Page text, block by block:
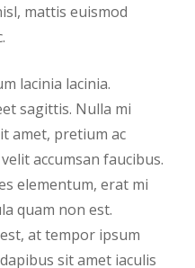
mattis euismod
lacinia lacinia.
sagittis. Nulla mi
amet, pretium ac
accumsan faucibus.
elementum, erat mi
quam non est.
at tempor ipsum
sit amet iaculis